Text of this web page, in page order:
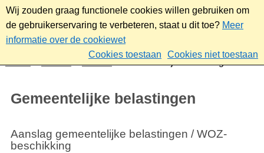
Wij zouden graag functionele cookies willen gebruiken om
de gebruikerservaring te verbeteren, staat u dit toe? Meer
informatie over de cookiewet
Cookies toestaan
Cookies niet toestaan
Wonen Gemeentelijke belastingen
Gemeentelijke belastingen
Aanslag gemeentelijke belastingen / WOZ-
beschikking